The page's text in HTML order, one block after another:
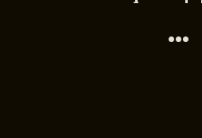
•••